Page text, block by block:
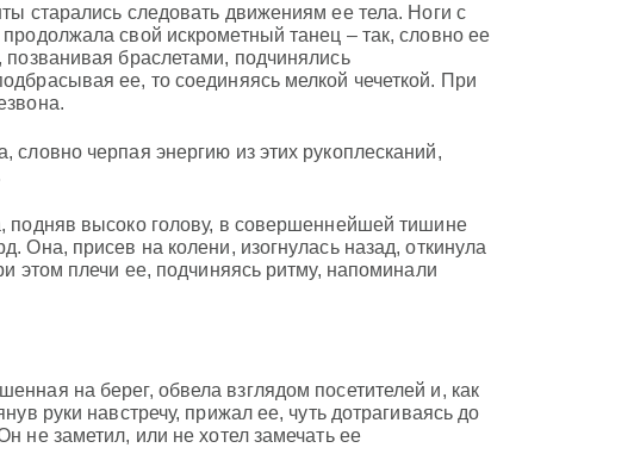
старались следовать движениям ее тела. Ноги с
свой искрометный танец – так, словно ее
браслетами, подчинялись
ее, то соединяясь мелкой чечеткой. При
черпая энергию из этих рукоплесканий,
подняв высоко голову, в совершеннейшей тишине
Она, присев на колени, изогнулась назад, откинула
этом плечи ее, подчиняясь ритму, напоминали
на берег, обвела взглядом посетителей и, как
руки навстречу, прижал ее, чуть дотрагиваясь до
не заметил, или не хотел замечать ее